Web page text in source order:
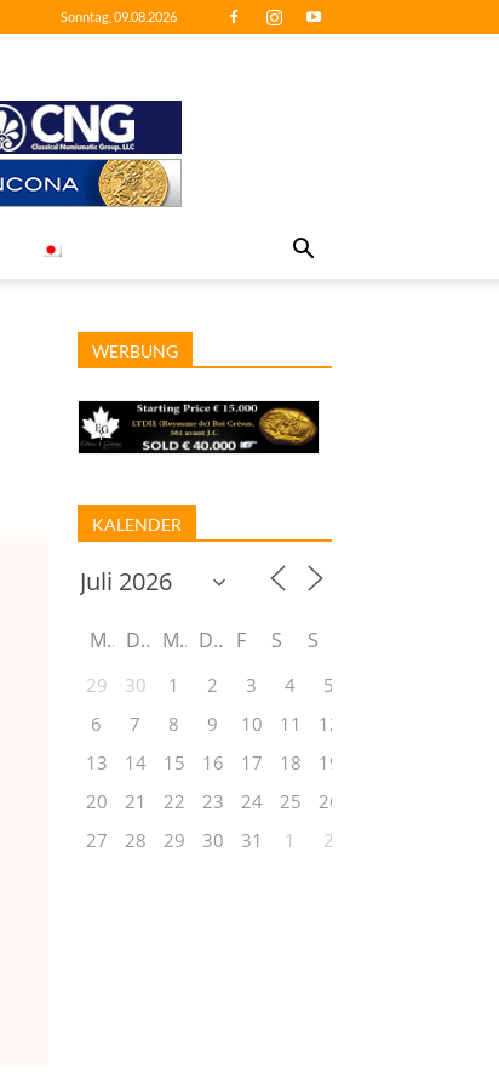
Sonntag, 09.08.2026
WERBUNG
KALENDER
M D M D F S S
29 30 1 2 3 4
5
6
7 8 9 10 11
12
13
14 15 16 17 18
19
20
21 22 23 24 25
26
27
28 29 30 31 1 2